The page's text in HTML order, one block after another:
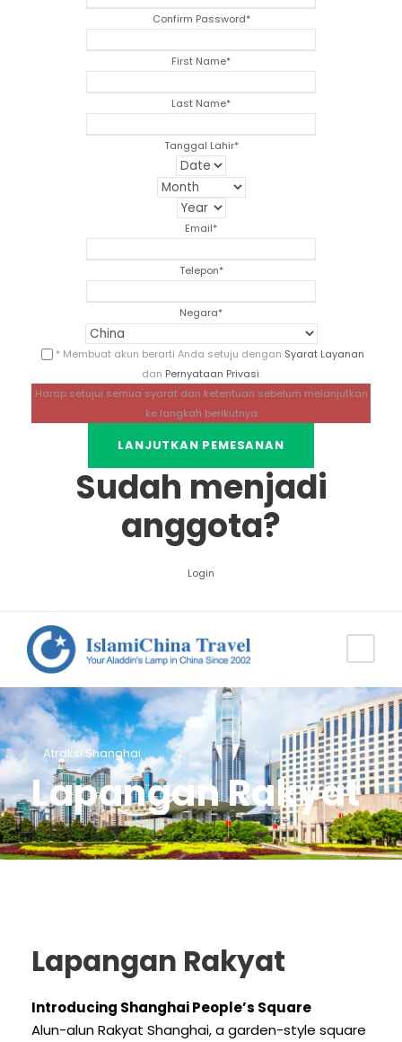
Confirm Password*
First Name*
Last Name*
Tanggal Lahir*
Email*
Telepon*
Negara*
* Membuat akun berarti Anda setuju dengan Syarat Layanan
dan Pernyataan Privasi.
Harap setujui semua syarat dan ketentuan sebelum melanjutkan
ke langkah berikutnya
Sudah menjadi
anggota?
Login
Atraksi Shanghai 0
Lapangan Rakyat
Lapangan Rakyat
Introducing Shanghai People’s Square
Alun-alun Rakyat Shanghai,a garden-style square